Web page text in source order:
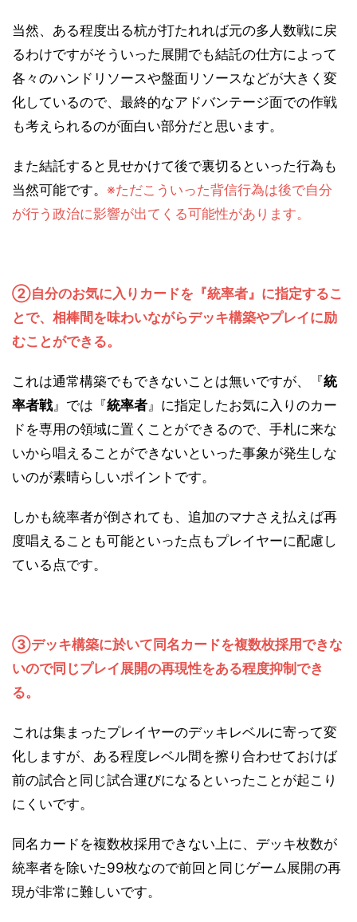
当然、ある程度出る杭が打たれれば元の多人数戦に戻
るわけですがそういった展開でも結託の仕方によって
各々のハンドリソースや盤面リソースなどが大きく変
化しているので、最終的なアドバンテージ面での作戦
も考えられるのが面白い部分だと思います。
また結託すると見せかけて後で裏切るといった行為も
当然可能です。 ※ただこういった背信行為は後で自分
が行う政治に影響が出てくる可能性があります。
②自分のお気に入りカードを『統率者』に指定するこ
とで、相棒間を味わいながらデッキ構築やプレイに励
むことができる。
これは通常構築でもできないことは無いですが、『統
率者戦』では『統率者』に指定したお気に入りのカー
ドを専用の領域に置くことができるので、手札に来な
いから唱えることができないといった事象が発生しな
いのが素晴らしいポイントです。
しかも統率者が倒されても、追加のマナさえ払えば再
度唱えることも可能といった点もプレイヤーに配慮し
ている点です。
③デッキ構築に於いて同名カードを複数枚採用できな
いので同じプレイ展開の再現性をある程度抑制でき
る。
これは集まったプレイヤーのデッキレベルに寄って変
化しますが、ある程度レベル間を擦り合わせておけば
前の試合と同じ試合運びになるといったことが起こり
にくいです。
同名カードを複数枚採用できない上に、デッキ枚数が
統率者を除いた99枚なので前回と同じゲーム展開の再
現が非常に難しいです。